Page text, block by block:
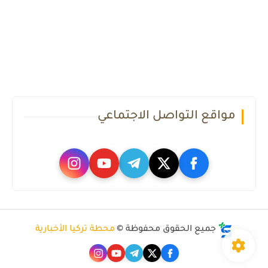
مواقع التواصل الاجتماعي
جميع الحقوق محفوظة © محطة تركيا الأخبارية